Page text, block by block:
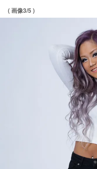
( 画像3/5 )